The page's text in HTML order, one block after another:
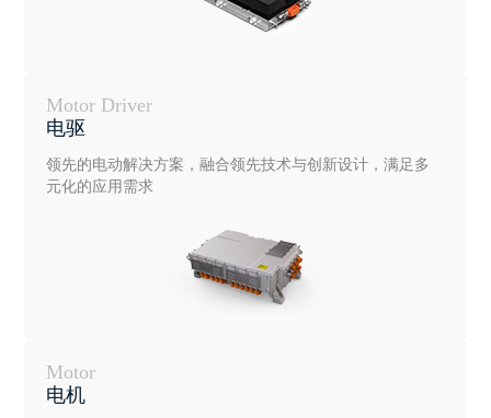
Motor Driver
电驱
领先的电动解决方案，融合领先技术与创新设计，满足多
元化的应用需求
Motor
电机